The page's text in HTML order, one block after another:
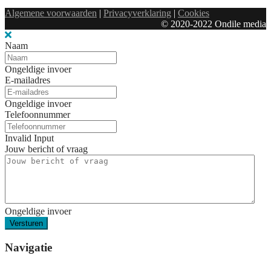
Algemene voorwaarden | Privacyverklaring | Cookies
© 2020-2022 Ondile media
Naam
Ongeldige invoer
E-mailadres
Ongeldige invoer
Telefoonnummer
Invalid Input
Jouw bericht of vraag
Ongeldige invoer
Versturen
Navigatie